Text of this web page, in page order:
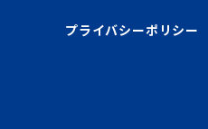
プライバシーポリシー